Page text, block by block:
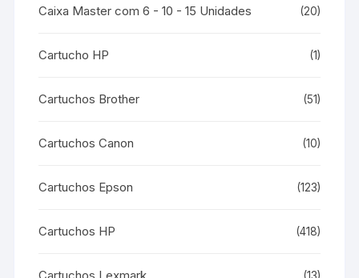
Caixa Master com 6 - 10 - 15 Unidades (20)
Cartucho HP (1)
Cartuchos Brother (51)
Cartuchos Canon (10)
Cartuchos Epson (123)
Cartuchos HP (418)